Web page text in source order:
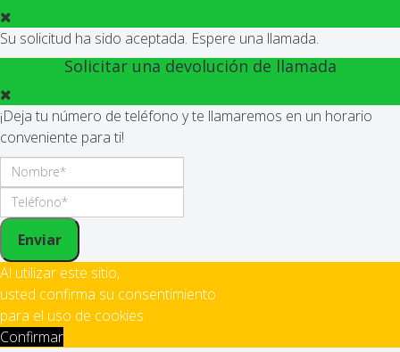
Su solicitud ha sido aceptada. Espere una llamada.
Solicitar una devolución de llamada
¡Deja tu número de teléfono y te llamaremos en un horario
conveniente para ti!
Enviar
Al utilizar este sitio,
usted confirma su consentimiento
para el uso de cookies.
Confirmar